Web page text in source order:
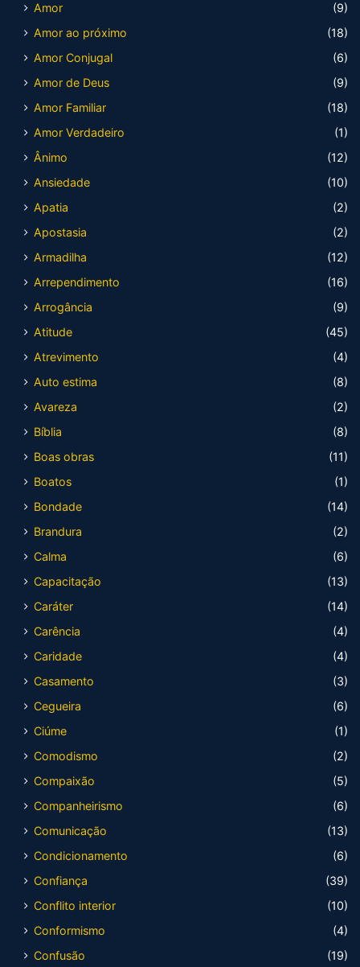
Amor
(9)
Amor ao próximo
(18)
Amor Conjugal
(6)
Amor de Deus
(9)
Amor Familiar
(18)
Amor Verdadeiro
(1)
Ânimo
(12)
Ansiedade
(10)
Apatia
(2)
Apostasia
(2)
Armadilha
(12)
Arrependimento
(16)
Arrogância
(9)
Atitude
(45)
Atrevimento
(4)
Auto estima
(8)
Avareza
(2)
Bíblia
(8)
Boas obras
(11)
Boatos
(1)
Bondade
(14)
Brandura
(2)
Calma
(6)
Capacitação
(13)
Caráter
(14)
Carência
(4)
Caridade
(4)
Casamento
(3)
Cegueira
(6)
Ciúme
(1)
Comodismo
(2)
Compaixão
(5)
Companheirismo
(6)
Comunicação
(13)
Condicionamento
(6)
Confiança
(39)
Conflito interior
(10)
Conformismo
(4)
Confusão
(19)